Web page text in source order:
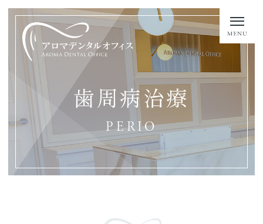
歯周病治療
PERIO